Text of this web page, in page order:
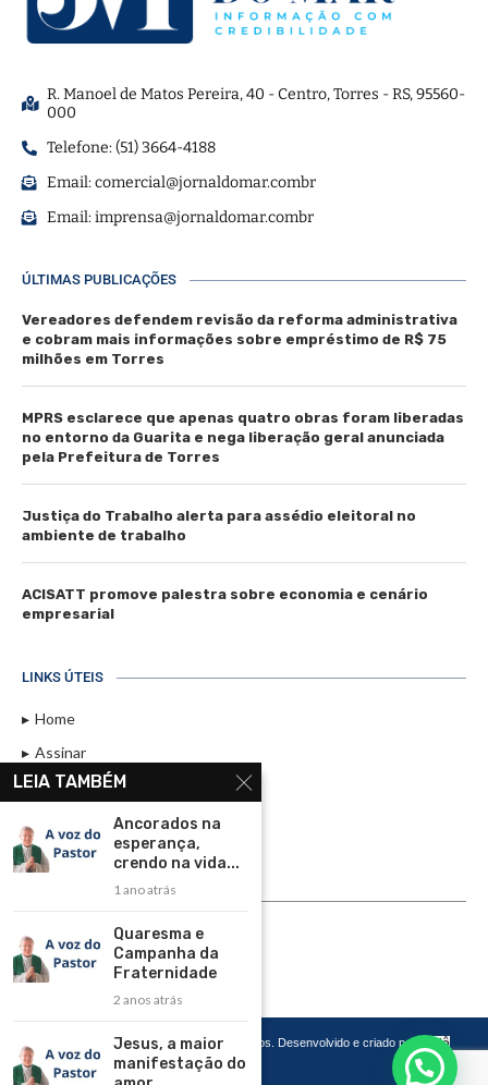
R. Manoel de Matos Pereira, 40 - Centro, Torres - RS, 95560-
000
Telefone: (51) 3664-4188
Email:comercial@jornaldomar.combr
Email:imprensa@jornaldomar.combr
ÚLTIMAS PUBLICAÇÕES
Vereadores defendem revisão da reforma administrativa
e cobram mais informações sobre empréstimo de R$ 75
milhões em Torres
MPRS esclarece que apenas quatro obras foram liberadas
no entorno da Guarita e nega liberação geral anunciada
pela Prefeitura de Torres
Justiça do Trabalho alerta para assédio eleitoral no
ambiente de trabalho
ACISATT promove palestra sobre economia e cenário
empresarial
LINKS ÚTEIS
Home
Assinar
Contato
Política de Privacidade
Rádio Maristela - Ao Vivo
ASSINE
Copyright 2026 – Todos os Direitos Reservados. Desenvolvido e criado por
Cadô
Agência de Marketing
LEIA TAMBÉM
Ancorados na
esperança,
crendo na vida...
1 ano atrás
Quaresma e
Campanha da
Fraternidade
2 anos atrás
Jesus, a maior
manifestação do